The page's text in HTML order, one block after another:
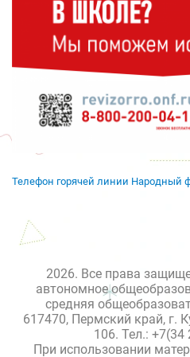
Телефон горячей линии Народный
2026. Все права
автономное
средняя
617470, Пермский край, г.
106. Тел.: +7(34
При использовании